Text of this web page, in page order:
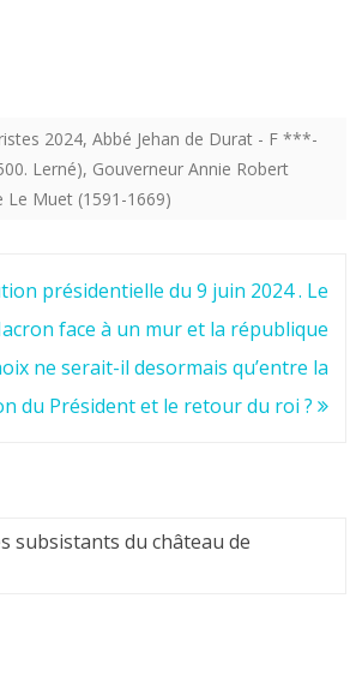
2024, Abbé Jehan de Durat - F ***-
Lerné), Gouverneur Annie Robert
Le Muet (1591-1669)
présidentielle du 9 juin 2024 . Le
face à un mur et la république
ne serait-il desormais qu’entre la
du Président et le retour du roi ?
subsistants du château de